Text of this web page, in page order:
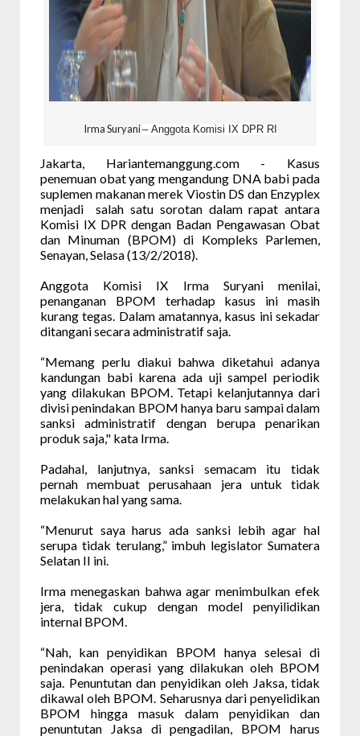
Irma Suryani– Anggota Komisi IXDPR RI
Jakarta, Hariantemanggung.com - Kasus
penemuan obat yang mengandung DNA babi pada
suplemen makanan merek Viostin DS dan Enzyplex
menjadi salah satu sorotan dalam rapat antara
Komisi IX DPR dengan Badan Pengawasan Obat
dan Minuman (BPOM) di Kompleks Parlemen,
Senayan, Selasa (13/2/2018).
Anggota Komisi IX Irma Suryani menilai,
penanganan BPOM terhadap kasus ini masih
kurang tegas. Dalam amatannya, kasus ini sekadar
ditangani secara administratif saja.
“Memang perlu diakui bahwa diketahui adanya
kandungan babi karena ada uji sampel periodik
yang dilakukan BPOM. Tetapi kelanjutannya dari
divisi penindakan BPOM hanya baru sampai dalam
sanksi administratif dengan berupa penarikan
produk saja," kata Irma.
Padahal, lanjutnya, sanksi semacam itu tidak
pernah membuat perusahaan jera untuk tidak
melakukan hal yang sama.
“Menurut saya harus ada sanksi lebih agar hal
serupa tidak terulang,” imbuh legislator Sumatera
Selatan II ini.
Irma menegaskan bahwa agar menimbulkan efek
jera, tidak cukup dengan model penyilidikan
internal BPOM.
“Nah, kan penyidikan BPOM hanya selesai di
penindakan operasi yang dilakukan oleh BPOM
saja. Penuntutan dan penyidikan oleh Jaksa, tidak
dikawal oleh BPOM. Seharusnya dari penyelidikan
BPOM hingga masuk dalam penyidikan dan
penuntutan Jaksa di pengadilan, BPOM harus